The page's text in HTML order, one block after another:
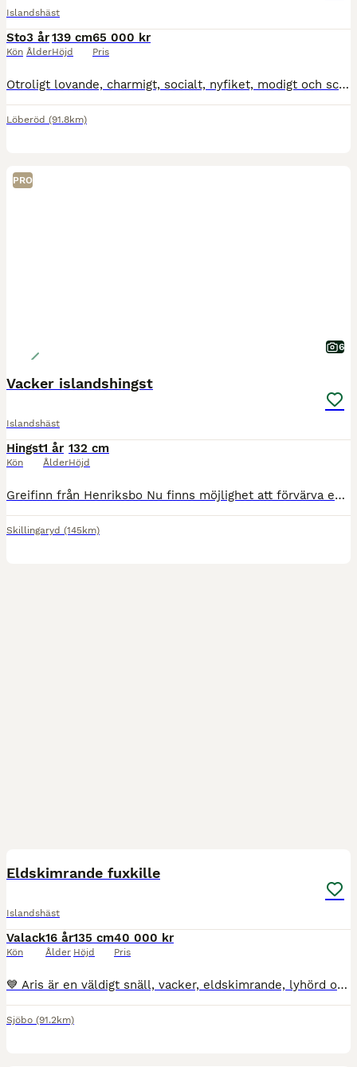
Islandshäst
Sto
Kön
3 år
Ålder
139 cm
Höjd
65 000 kr
Pris
Otroligt lovande, charmigt, socialt, nyfiket, modigt och schysst femgångssto. En mentalitet som alla vill ha. Töltar mycket och rör sig med kraftfullt påskjut. Arbetsvillig och vill göra rätt. Henn
Löberöd (91.8km)
PRO
6
Vacker islandshingst
Islandshäst
Hingst
Kön
1 år
Ålder
132 cm
Höjd
Greifinn från Henriksbo Nu finns möjlighet att förvärva en lovande ung islandshingst med intressant och välkänd stam. Greifinn är efter Ívi från Stenshult, med Sörli från Skåneyland som farfar oc
Skillingaryd (145km)
Eldskimrande fuxkille
Islandshäst
Valack
Kön
16 år
Ålder
135 cm
Höjd
40 000 kr
Pris
💙 Aris är en väldigt snäll, vacker, eldskimrande, lyhörd och vänlig häst. Han är inte mycket riden hos mig, har tyckt att jag är för stor. Men till sommaren blir det ändring på det =) Om han inte red
Sjöbo (91.2km)